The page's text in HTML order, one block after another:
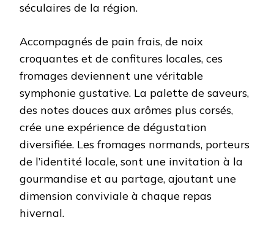
séculaires de la région.
Accompagnés de pain frais, de noix
croquantes et de confitures locales, ces
fromages deviennent une véritable
symphonie gustative. La palette de saveurs,
des notes douces aux arômes plus corsés,
crée une expérience de dégustation
diversifiée. Les fromages normands, porteurs
de l’identité locale, sont une invitation à la
gourmandise et au partage, ajoutant une
dimension conviviale à chaque repas
hivernal.